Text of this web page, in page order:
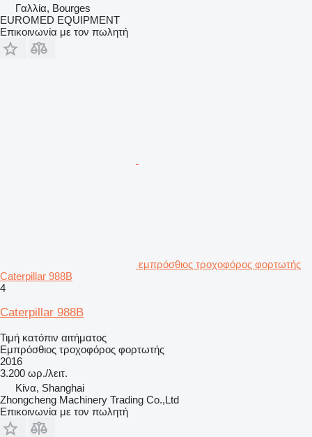
Γαλλία, Bourges
EUROMED EQUIPMENT
Επικοινωνία με τον πωλητή
εμπρόσθιος τροχοφόρος φορτωτής
Caterpillar 988B
4
Caterpillar 988B
Τιμή κατόπιν αιτήματος
Εμπρόσθιος τροχοφόρος φορτωτής
2016
3.200 ωρ./λειτ.
Κίνα, Shanghai
Zhongcheng Machinery Trading Co.,Ltd
Επικοινωνία με τον πωλητή